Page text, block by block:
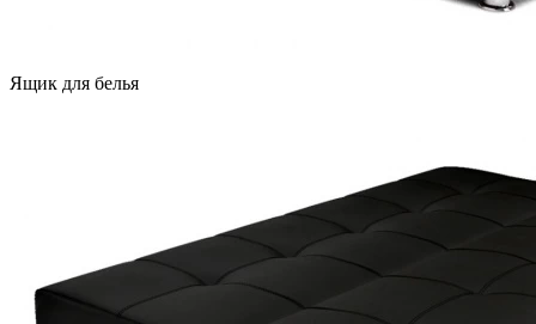
Ящик для белья